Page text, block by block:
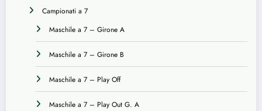
Campionati a 7
Maschile a 7 – Girone A
Maschile a 7 – Girone B
Maschile a 7 – Play Off
Maschile a 7 – Play Out G. A